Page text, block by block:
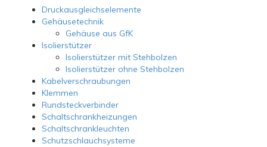
Druckausgleichselemente
Gehäusetechnik
Gehäuse aus GfK
Isolierstützer
Isolierstützer mit Stehbolzen
Isolierstützer ohne Stehbolzen
Kabelverschraubungen
Klemmen
Rundsteckverbinder
Schaltschrankheizungen
Schaltschrankleuchten
Schutzschlauchsysteme